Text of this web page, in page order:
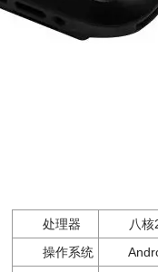
处理器
八核
操作系统